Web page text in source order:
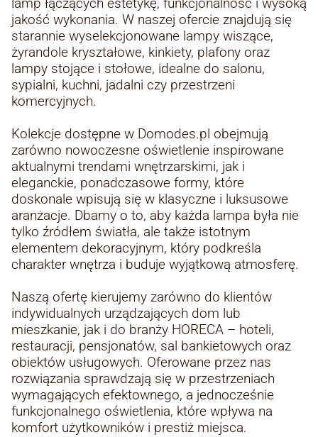
lamp łączących estetykę, funkcjonalność i wysoką
jakość wykonania. W naszej ofercie znajdują się
starannie wyselekcjonowane lampy wiszące,
żyrandole kryształowe, kinkiety, plafony oraz
lampy stojące i stołowe, idealne do salonu,
sypialni, kuchni, jadalni czy przestrzeni
komercyjnych.
Kolekcje dostępne w Domodes.pl obejmują
zarówno nowoczesne oświetlenie inspirowane
aktualnymi trendami wnętrzarskimi, jak i
eleganckie, ponadczasowe formy, które
doskonale wpisują się w klasyczne i luksusowe
aranżacje. Dbamy o to, aby każda lampa była nie
tylko źródłem światła, ale także istotnym
elementem dekoracyjnym, który podkreśla
charakter wnętrza i buduje wyjątkową atmosferę.
Naszą ofertę kierujemy zarówno do klientów
indywidualnych urządzających dom lub
mieszkanie, jak i do branży HORECA – hoteli,
restauracji, pensjonatów, sal bankietowych oraz
obiektów usługowych. Oferowane przez nas
rozwiązania sprawdzają się w przestrzeniach
wymagających efektownego, a jednocześnie
funkcjonalnego oświetlenia, które wpływa na
komfort użytkowników i prestiż miejsca.